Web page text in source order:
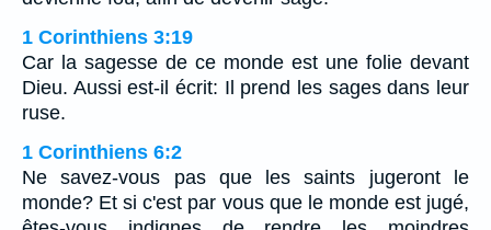
1 Corinthiens 3:19
Car la sagesse de ce monde est une folie devant
Dieu. Aussi est-il écrit: Il prend les sages dans leur
ruse.
1 Corinthiens 6:2
Ne savez-vous pas que les saints jugeront le
monde? Et si c'est par vous que le monde est jugé,